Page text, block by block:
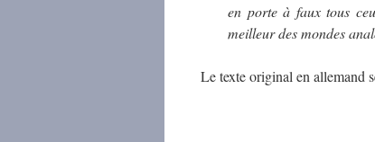
en porte à faux tous
meilleur des mondes
Le texte original en allemand